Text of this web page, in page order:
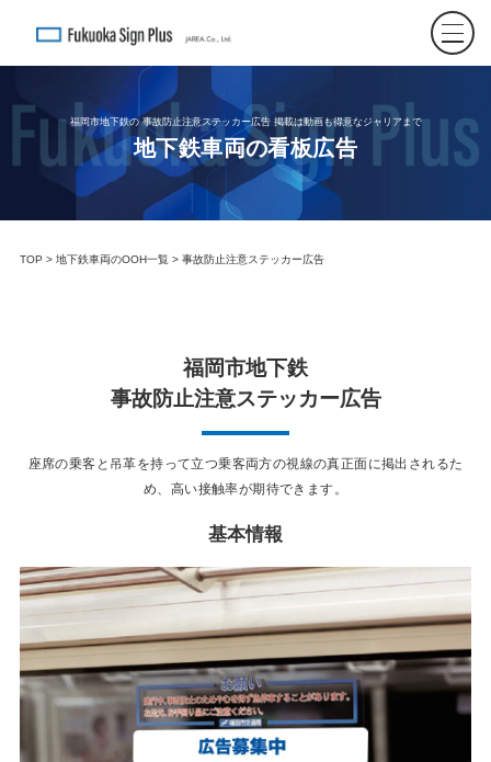
福岡市地下鉄の 事故防止注意ステッカー広告 掲載は動画も得意なジャリアまで
地下鉄車両の看板広告
TOP > 地下鉄車両のOOH一覧> 事故防止注意ステッカー広告
福岡市地下鉄
事故防止注意ステッカー広告
座席の乗客と吊革を持って立つ乗客両方の視線の真正面に掲出されるた
め、高い接触率が期待できます。
基本情報